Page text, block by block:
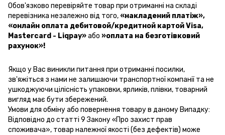
Обов'язково перевіряйте товар при отриманні на складі
перевізника незалежно від того, «накладений платіж»,
«онлайн оплата дебитовой/кредитной картой Visa,
Mastercard - Liqpay»або »оплата на безготівковий
рахунок»!
Якщо у Вас виникли питання при отриманні посилки,
зв'яжіться з нами не залишаючи транспортної компанії та не
ушкоджуючи цілісність упаковки, ярликів, плівки, товарний
вигляд має бути збережений.
Умови для обміну або повернення товару в даному Випадку:
Відповідно до статті 9 Закону «Про захист прав
споживача», товар належної якості (без дефектів) може